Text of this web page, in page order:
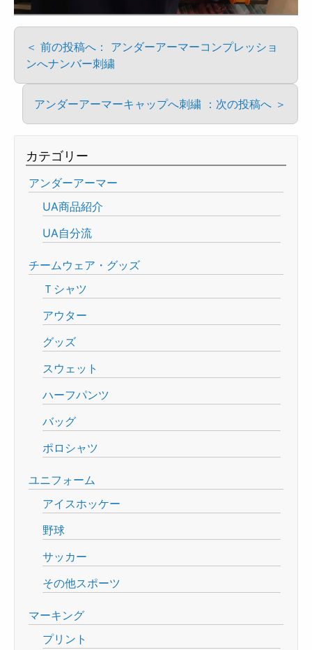
＜ 前の投稿へ： アンダーアーマーコンプレッショ
ンへナンバー刺繍
アンダーアーマーキャップへ刺繍 ：次の投稿へ ＞
カテゴリー
アンダーアーマー
UA商品紹介
UA自分流
チームウェア・グッズ
Ｔシャツ
アウター
グッズ
スウェット
ハーフパンツ
バッグ
ポロシャツ
ユニフォーム
アイスホッケー
野球
サッカー
その他スポーツ
マーキング
プリント